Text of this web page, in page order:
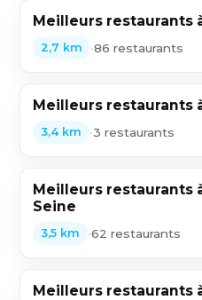
Meilleurs restaurants
2,7 km •86 restaurants
Meilleurs restaurants
3,4 km •3 restaurants
Meilleurs restaurants
Seine
3,5 km •62 restaurants
Meilleurs restaurants